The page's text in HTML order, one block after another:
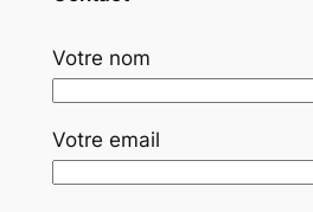
Votre nom
Votre email